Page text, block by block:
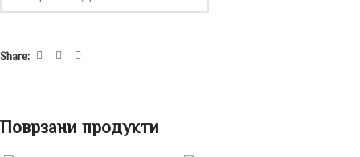
Share:
Поврзани продукти